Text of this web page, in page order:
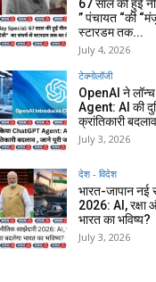
67 साल की हुईं
” पंचायत “की
स्टारडम तक...
July 4, 2026
टेक्नोलॉजी
OpenAI ने
Agent: AI की
क्रांतिकारी
July 3, 2026
देश - विदेश
भारत-जापान नई
2026: AI, रक्षा
भारत का भविष्य?
July 3, 2026